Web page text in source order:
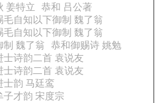
姜特立
恭和 吕公著
毛自知以下御制 魏了翁
毛自知以下御制 魏了翁
制 魏了翁
恭和御赐诗 姚勉
士诗韵二首 袁说友
士诗韵二首 袁说友
士韵 马廷鸾
子才韵 宋度宗